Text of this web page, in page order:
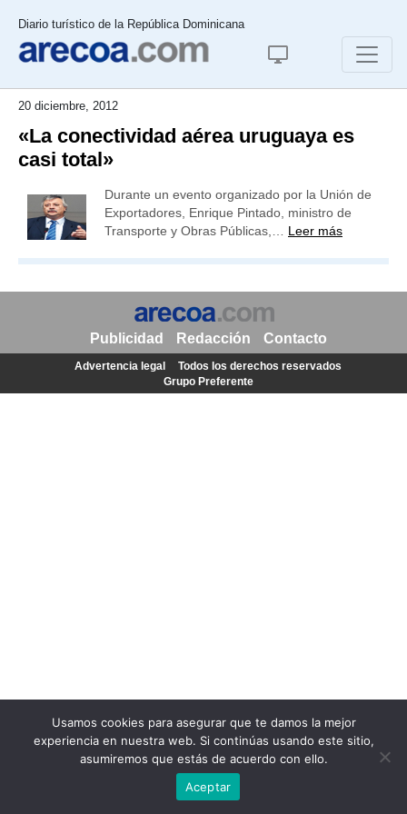
Diario turístico de la República Dominicana
20 diciembre, 2012
«La conectividad aérea uruguaya es
casi total»
Durante un evento organizado por la Unión de
Exportadores, Enrique Pintado, ministro de
Transporte y Obras Públicas,… Leer más
Usamos cookies para asegurar que te damos la mejor
experiencia en nuestra web. Si continúas usando este sitio,
asumiremos que estás de acuerdo con ello.
Aceptar
Publicidad Redacción Contacto
Advertencia legal
Todos los derechos reservados
Grupo Preferente